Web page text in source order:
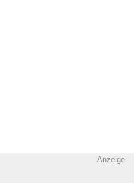
Anzeige